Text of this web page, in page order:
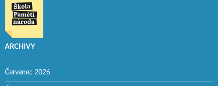
ARCHIVY
Červenec 2026